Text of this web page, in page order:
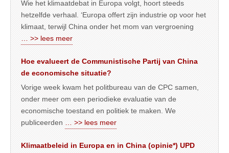
Wie het klimaatdebat in Europa volgt, hoort steeds
hetzelfde verhaal. ‘Europa offert zijn industrie op voor het
klimaat, terwijl China onder het mom van vergroening
… >> lees meer
Hoe evalueert de Communistische Partij van China
de economische situatie?
Vorige week kwam het politbureau van de CPC samen,
onder meer om een periodieke evaluatie van de
economische toestand en politiek te maken. We
publiceerden
… >> lees meer
Klimaatbeleid in Europa en in China (opinie*) UPD